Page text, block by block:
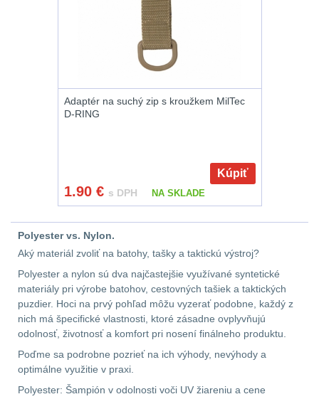
8
.243 .260 (6.5mm)
.270 .280 (7mm)7
.44 .456
.357 .38 (9mm) 7
19116
AR104
Popruhy a poutka40
Adaptér na suchý zip s kroužkem MilTec
D-RING
Kúpiť
1.90 € s DPH NA SKLADE
Polyester vs. Nylon.
Aký materiál zvoliť na batohy, tašky a taktickú výstroj?
Polyester a nylon sú dva najčastejšie využívané syntetické
materiály pri výrobe batohov, cestovných tašiek a taktických
puzdier. Hoci na prvý pohľad môžu vyzerať podobne, každý z
nich má špecifické vlastnosti, ktoré zásadne ovplyvňujú
odolnosť, životnosť a komfort pri nosení finálneho produktu.
Poďme sa podrobne pozrieť na ich výhody, nevýhody a
optimálne využitie v praxi.
Polyester: Šampión v odolnosti voči UV žiareniu a cene